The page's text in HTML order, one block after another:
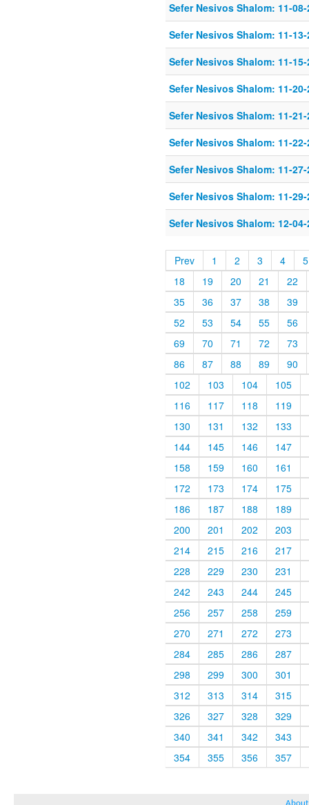
Sefer Nesivos Shalom: 11-08-
Sefer Nesivos Shalom: 11-13-
Sefer Nesivos Shalom: 11-15-
Sefer Nesivos Shalom: 11-20-
Sefer Nesivos Shalom: 11-21-
Sefer Nesivos Shalom: 11-22-
Sefer Nesivos Shalom: 11-27-
Sefer Nesivos Shalom: 11-29-
Sefer Nesivos Shalom: 12-04-
Prev 1 2 3 4
5
18
19 20 21
22
35
36 37 38
39
52
53 54 55
56
69
70 71 72
73
86
87 88 89
90
102
103 104
105
116
117 118
119
130
131 132
133
144
145 146
147
158
159 160
161
172
173 174
175
186
187 188
189
200
201 202
203
214
215 216
217
228
229 230
231
242
243 244
245
256
257 258
259
270
271 272
273
284
285 286
287
298
299 300
301
312
313 314
315
326
327 328
329
340
341 342
343
354
355 356 357